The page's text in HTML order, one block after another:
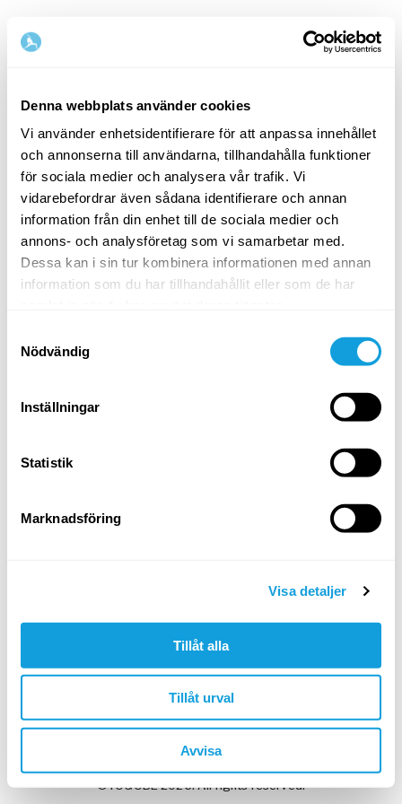
Denna webbplats använder cookies
Vi använder enhetsidentifierare för att anpassa innehållet
och annonserna till användarna, tillhandahålla funktioner
för sociala medier och analysera vår trafik. Vi
vidarebefordrar även sådana identifierare och annan
information från din enhet till de sociala medier och
annons- och analysföretag som vi samarbetar med.
Dessa kan i sin tur kombinera informationen med annan
information som du har tillhandahållit eller som de har
Nödvändig
Inställningar
Statistik
Marknadsföring
Visa detaljer
Tillåt alla
Tillåt urval
Avvisa
Svenska
Steg1/2
Börja med att fylla i namn och e-postadress
Förnamn Efternamn
E-postadress
Min arbetsgivare har givit mig en kod
Har du redan ett Yogobe-konto?
©YOGOBE 2026. All rights reserved.